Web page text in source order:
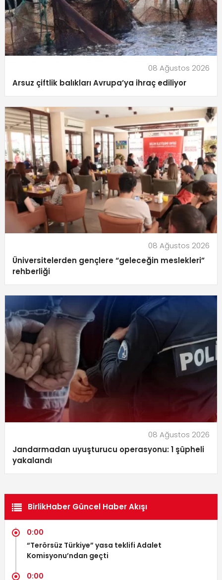
08 Ağustos 2026
Arsuz çiftlik balıkları Avrupa’ya ihraç ediliyor
08 Ağustos 2026
Üniversitelerden gençlere “geleceğin meslekleri”
rehberliği
08 Ağustos 2026
Jandarmadan uyuşturucu operasyonu: 1 şüpheli
yakalandı
BirlikHaber Güncel Haber Akışı
0:00
“Terörsüz Türkiye” yasa teklifi Adalet
Komisyonu’ndan geçti
0:00